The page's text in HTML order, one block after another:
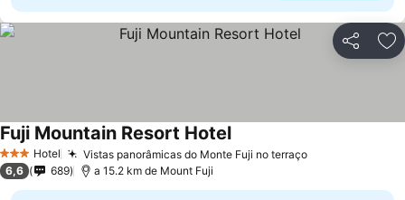
Partilhar
3 EstrelasHotel Vistas panorâmicas do Monte Fuji no terraçoVer preços
Fuji Mountain Resort HotelVer preços
6,6 689 a 15.2 km de Mount Fuji